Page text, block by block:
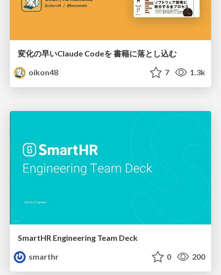
変化の早いClaude Codeを 書籍に落とし込む
oikon48
7 1.3k
SmartHR Engineering Team Deck
smarthr
0 200